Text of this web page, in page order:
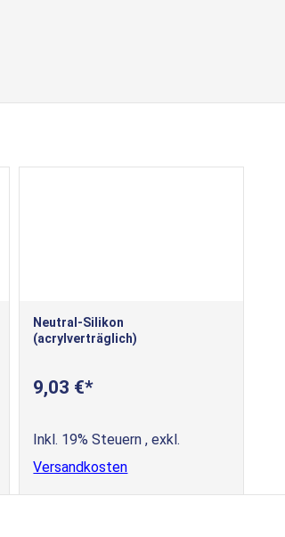
Neutral-Silikon
(acrylverträglich)
9,03 €
Inkl. 19% Steuern, exkl.
Versandkosten